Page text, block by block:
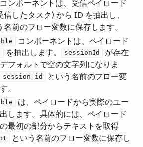
​ コンポーネントは、受信ペイロード
したタスク) から ID を抽出し、​
名前のフロー変数に保存します。
​ コンポーネントは、ペイロード
​ を抽出します。​ sessionId
​ が存在
フォルトで空の文字列になりま
session_id
​ という名前のフロー変
。
​ は、ペイロードから実際のユー
します。具体的には、ペイロード
最初の部分からテキストを取得
​ という名前のフロー変数に保存し